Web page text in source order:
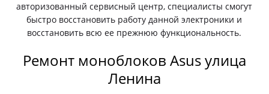
авторизованный сервисный центр, специалисты смогут
быстро восстановить работу данной электроники и
восстановить всю ее прежнюю функциональность.
Ремонт моноблоков Asus улица
Ленина